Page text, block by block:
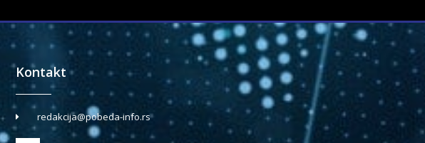
Kontakt
redakcija@pobeda-info.rs